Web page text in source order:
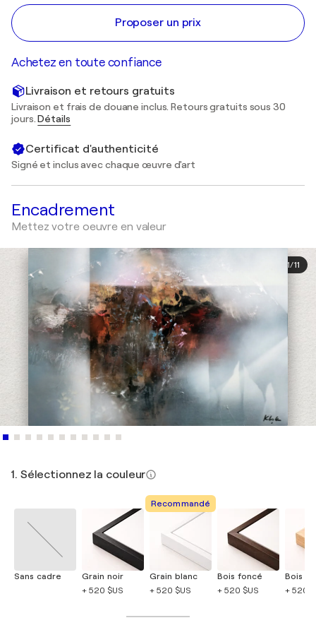
Proposer un prix
Achetez en toute confiance
Livraison et retours gratuits
Livraison et frais de douane inclus. Retours gratuits sous 30
jours.Détails
Certificat d'authenticité
Signé et inclus avec chaque œuvre d'art
Encadrement
Mettez votre oeuvre en valeur
1/11
1. Sélectionnez la couleur
Sans cadre
Grain noir
+ 520 $US
Recommandé
Grain blanc
+ 520 $US
Bois foncé
+ 520 $US
Bois
+ 520